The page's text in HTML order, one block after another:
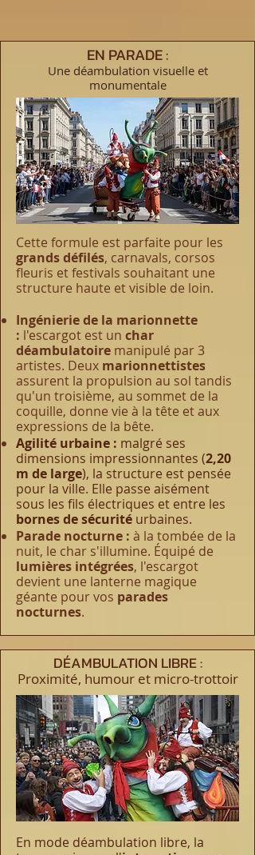
EN PARADE :
Une déambulation visuelle et
monumentale
Cette formule est parfaite pour les
grands défilés, carnavals, corsos
fleuris et festivals souhaitant une
structure haute et visible de loin.
Ingénierie de la marionnette
: l'escargot est un char
déambulatoire manipulé par 3
artistes. Deux marionnettistes
assurent la propulsion au sol tandis
qu'un troisième, au sommet de la
coquille, donne vie à la tête et aux
expressions de la bête.
Agilité urbaine : malgré ses
dimensions impressionnantes (2,20
m de large), la structure est pensée
pour la ville. Elle passe aisément
sous les fils électriques et entre les
bornes de sécurité urbaines.
Parade nocturne : à la tombée de la
nuit, le char s'illumine. Équipé de
lumières intégrées, l'escargot
devient une lanterne magique
géante pour vos parades
nocturnes.
DÉAMBULATION LIBRE :
Proximité, humour et micro-trottoir
En mode déambulation libre, la